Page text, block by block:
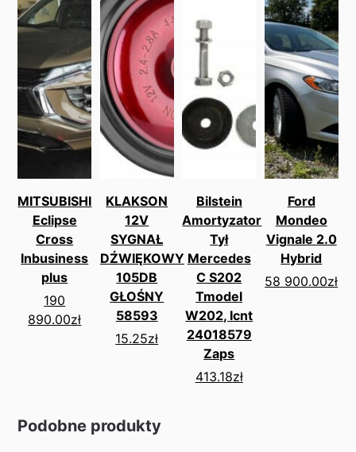
MITSUBISHI
Eclipse
Cross
Inbusiness
plus
190
890.00zł
KLAKSON
12V
SYGNAŁ
DŹWIĘKOWY
105DB
GŁOŚNY
58593
15.25zł
Bilstein
Amortyzator
Tył
Mercedes
C S202
Tmodel
W202, Icnt
24018579
Zaps
413.18zł
Ford
Mondeo
Vignale 2.0
Hybrid
58 900.00zł
Podobne produkty